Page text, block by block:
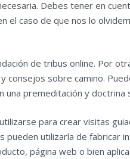
Debes tener en
el caso de que nos lo
de tribus online. Por
consejos sobre camino.
premeditación y
para crear visitas
pueden utilizarla de fabricar
página web o bien